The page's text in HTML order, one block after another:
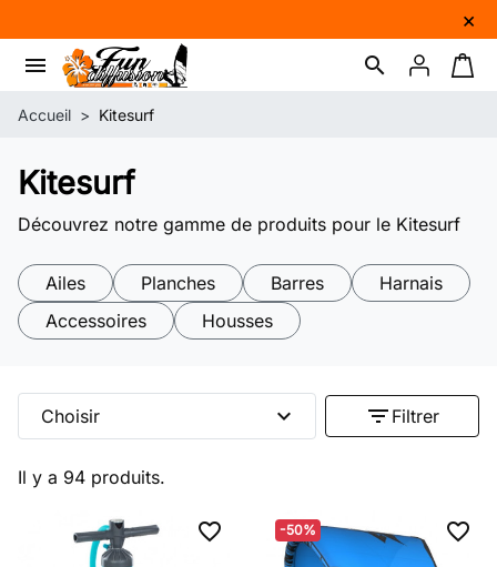
×
search
menu Connexion
Accueil Kitesurf
Kitesurf
Découvrez notre gamme de produits pour le Kitesurf
Ailes Planches Barres
Harnais
Accessoires
Housses
Il y a 94 produits.
Choisir expand_more filter_list Filtrer
favorite_border -50% favorite_border